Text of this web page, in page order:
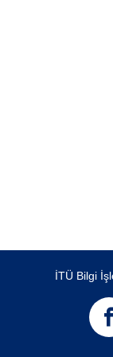
İTÜ Bilgi